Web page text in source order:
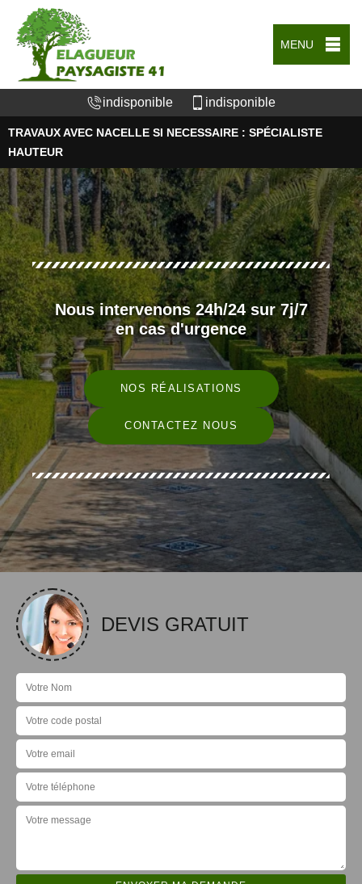
MENU
indisponible indisponible
TRAVAUX AVEC NACELLE SI NECESSAIRE : SPÉCIALISTE
HAUTEUR
Nous intervenons 24h/24 sur 7j/7
en cas d'urgence
NOS RÉALISATIONS
CONTACTEZ NOUS
DEVIS GRATUIT